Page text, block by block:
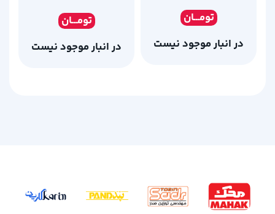
تومـــان
در انبار موجود نیست
تومـــان
در انبار موجود نیست